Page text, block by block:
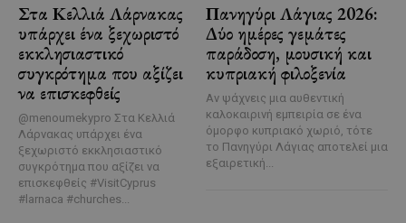
Στα Κελλιά Λάρνακας
υπάρχει ένα ξεχωριστό
εκκλησιαστικό
συγκρότημα που αξίζει
να επισκεφθείς
@menoumekypro Στα Κελλιά
Λάρνακας υπάρχει ένα
ξεχωριστό εκκλησιαστικό
συγκρότημα που αξίζει να
επισκεφθείς #VisitCyprus
#larnaca #churches...
Πανηγύρι Λάγιας 2026:
Δύο ημέρες γεμάτες
παράδοση, μουσική και
κυπριακή φιλοξενία
Αν ψάχνεις μια αυθεντική
καλοκαιρινή εμπειρία σε ένα
όμορφο κυπριακό χωριό, τότε
το Πανηγύρι Λάγιας αποτελεί μια
εξαιρετική...